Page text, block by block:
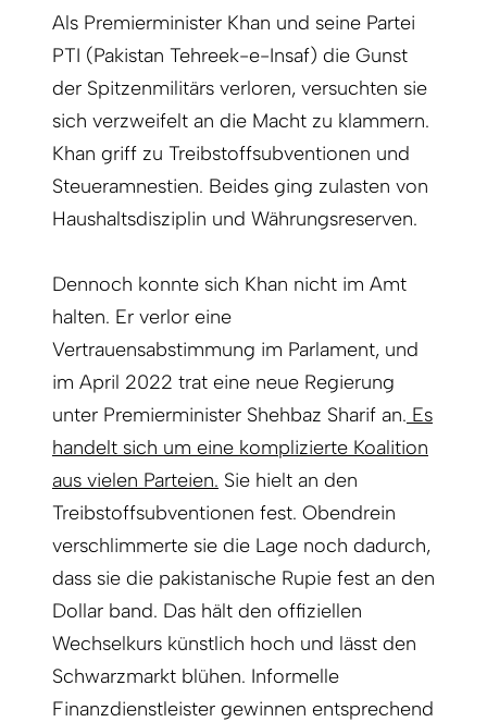
Als Premierminister Khan und seine Partei
PTI (Pakistan Tehreek-e-Insaf) die Gunst
der Spitzenmilitärs verloren, versuchten sie
sich verzweifelt an die Macht zu klammern.
Khan griff zu Treibstoffsubventionen und
Steueramnestien. Beides ging zulasten von
Haushaltsdisziplin und Währungsreserven.
Dennoch konnte sich Khan nicht im Amt
halten. Er verlor eine
Vertrauensabstimmung im Parlament, und
im April 2022 trat eine neue Regierung
unter Premierminister Shehbaz Sharif an. Es
handelt sich um eine komplizierte Koalition
aus vielen Parteien. Sie hielt an den
Treibstoffsubventionen fest. Obendrein
verschlimmerte sie die Lage noch dadurch,
dass sie die pakistanische Rupie fest an den
Dollar band. Das hält den offiziellen
Wechselkurs künstlich hoch und lässt den
Schwarzmarkt blühen. Informelle
Finanzdienstleister gewinnen entsprechend